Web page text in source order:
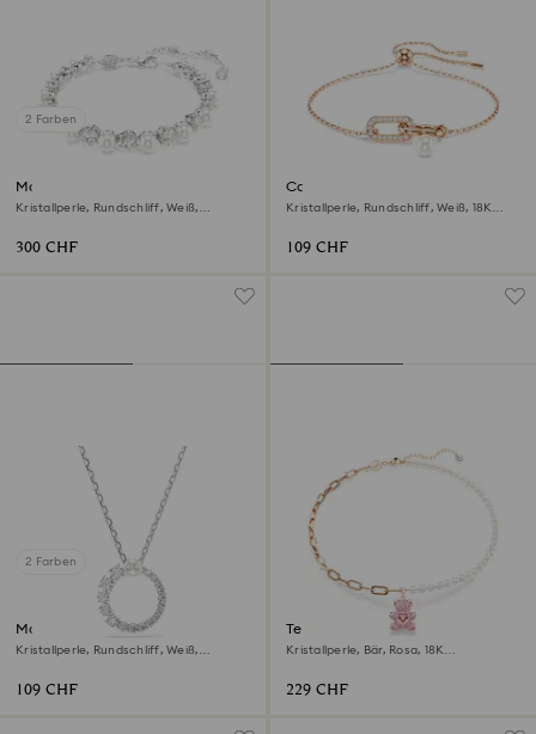
2 Farben
Matrix Tennis Armband
Kristallperle, Rundschliff, Weiß,
300 CHF
Constella Armband
Kristallperle, Rundschliff, Weiß, 18K
109 CHF
2 Farben
Matrix Anhänger
Kristallperle, Rundschliff, Weiß,
109 CHF
Teddy Anhänger
Kristallperle, Bär, Rosa, 18K
229 CHF